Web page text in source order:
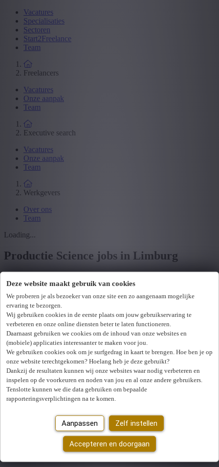
Deze website maakt gebruik van cookies
We proberen je als bezoeker van onze site een zo aangenaam mogelijke
ervaring te bezorgen.
Wij gebruiken cookies in de eerste plaats om jouw gebruikservaring te
verbeteren en onze online diensten beter te laten functioneren.
Daarnaast gebruiken we cookies om de inhoud van onze websites en
(mobiele) applicaties interessanter te maken voor jou.
We gebruiken cookies ook om je surfgedrag in kaart te brengen. Hoe ben je op
onze website terechtgekomen? Hoelang heb je deze gebruikt?
Dankzij de resultaten kunnen wij onze websites waar nodig verbeteren en
inspelen op de voorkeuren en noden van jou en al onze andere gebruikers.
Tenslotte kunnen we die data gebruiken om bepaalde
rapporteringsverplichtingen na te komen.
Aanpassen Zelf instellen
Accepteren en doorgaan
Vacatures
Specialisaties
Sectoren
Start2Freelance
Team
Freelancers
Vacatures
Onze aanpak
Team
Executive search
Vacatures
Onze aanpak
Team
Werkgevers
Over ons
Team
Loading...
Productie Science jobs in Limburg
Toon filters
Verfijn zoekresultaat
Zoek op functie, jobtitel, bedrijf,...
Postcode of gemeente
Jobtype
Zoek vacatures
Mijn gekozen filters
Wij hebben0 jobs voor jou gevonden. job voor jou
gevonden
U hebt geen toegang tot deze pagina of bent niet langer aangemeld.
Opnieuw aanmelden.
Er is een fout opgetreden. Gelieve later opnieuw te proberen.